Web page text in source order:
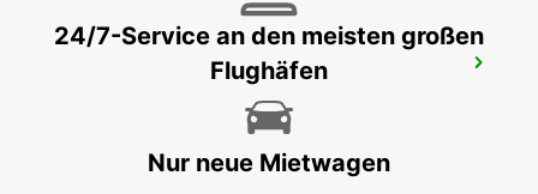
HOTEL VIENNA HOUSE
24/7-Service an den meisten großen
Flughäfen
Nur neue Mietwagen